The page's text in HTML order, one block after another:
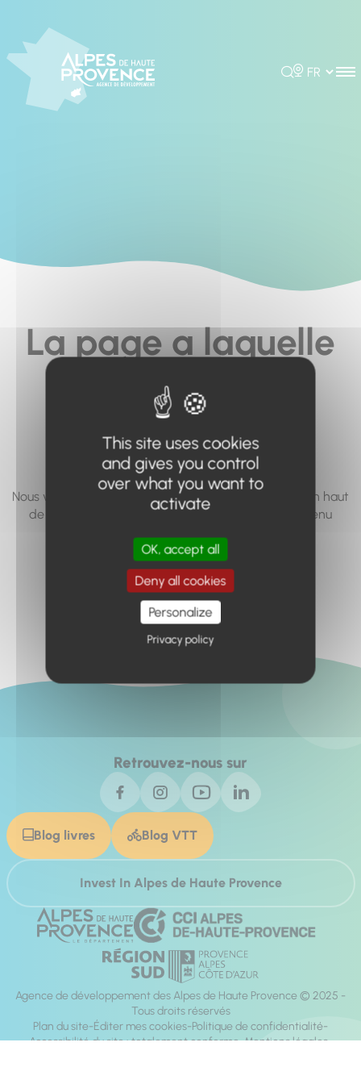
Rechercher
Choisir la
La page a laquelle
vous cherchez à
accéder n'existe
pas... ou plus.
Nous vous invitons à utiliser le moteur de recherche en haut
de page, ou à utiliser le menu pour trouver le contenu
Retour à l'accueil
Retrouvez-nous sur
Blog livres Blog VTT
Invest In Alpes de Haute Provence
Agence de développement des Alpes de Haute Provence © 2025 -
Tous droits réservés
Plan du site Éditer mes cookies Politique de confidentialité
Accessibilité du site : totalement conforme Mentions légales
This site uses cookies
and gives you control
over what you want to
activate
OK, accept all
Deny all cookies
Personalize
Privacy policy